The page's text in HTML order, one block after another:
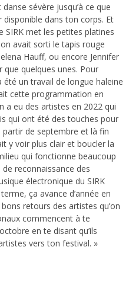
sévère jusqu’à ce que
dans ton corps. Et
SIRK met les petites platines
avait sorti le tapis rouge
Hauff, ou encore Jennifer
que quelques unes. Pour
un travail de longue haleine
cette programmation en
a eu des artistes en 2022 qui
qui ont été des touches pour
partir de septembre et là fin
y voir plus clair et boucler la
qui fonctionne beaucoup
reconnaissance des
électronique du SIRK
ça avance d’année en
retours des artistes qu’on
commencent à te
en te disant qu’ils
vers ton festival. »